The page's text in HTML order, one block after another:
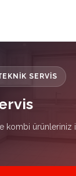
SERVIS
kombi